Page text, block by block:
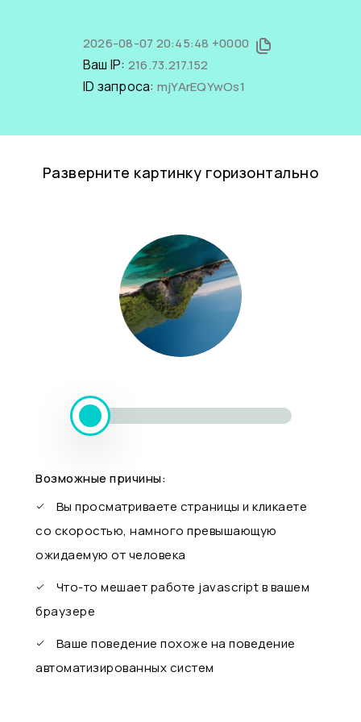
2026-08-07 20:45:48 +0000
Ваш IP: 216.73.217.152
ID запроса: mjYArEQYwOs1
Разверните картинку горизонтально
Возможные причины:
Вы просматриваете страницы и кликаете
со скоростью, намного превышающую
ожидаемую от человека
Что-то мешает работе javascript в вашем
браузере
Ваше поведение похоже на поведение
автоматизированных систем